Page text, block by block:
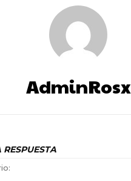
AdminRosx